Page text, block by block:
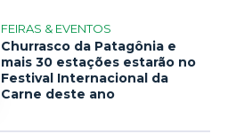
FEIRAS & EVENTOS
Churrasco da Patagônia e
mais 30 estações estarão no
Festival Internacional da
Carne deste ano